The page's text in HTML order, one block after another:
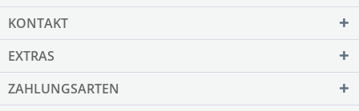
KONTAKT
EXTRAS
ZAHLUNGSARTEN